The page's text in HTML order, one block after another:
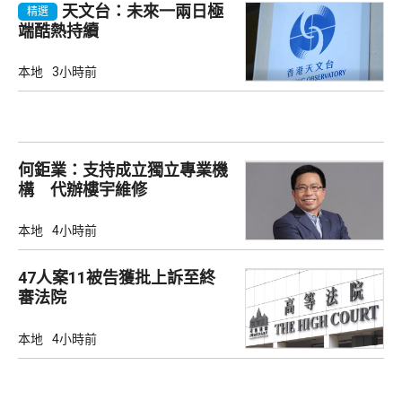
精選
天文台：未來一兩日極
端酷熱持續
本地 3小時前
何鉅業：支持成立獨立專業機
構 代辦樓宇維修
本地 4小時前
47人案11被告獲批上訴至終
審法院
本地 4小時前